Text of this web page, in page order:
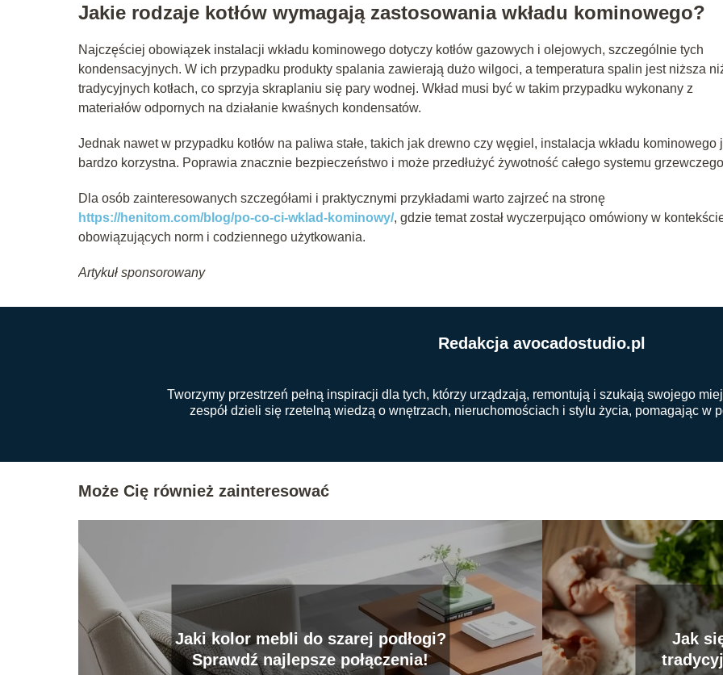
Jakie rodzaje kotłów wymagają zastosowania wkładu kominowego?
Najczęściej obowiązek instalacji wkładu kominowego dotyczy kotłów gazowych i olejowych, szczególnie tych
kondensacyjnych. W ich przypadku produkty spalania zawierają dużo wilgoci, a temperatura spalin jest niższa
tradycyjnych kotłach, co sprzyja skraplaniu się pary wodnej. Wkład musi być w takim przypadku wykonany z
materiałów odpornych na działanie kwaśnych kondensatów.
Jednak nawet w przypadku kotłów na paliwa stałe, takich jak drewno czy węgiel, instalacja wkładu kominowego
bardzo korzystna. Poprawia znacznie bezpieczeństwo i może przedłużyć żywotność całego systemu
Dla osób zainteresowanych szczegółami i praktycznymi przykładami warto zajrzeć na stronę
https://henitom.com/blog/po-co-ci-wklad-kominowy/, gdzie temat został wyczerpująco omówiony w
obowiązujących norm i codziennego użytkowania.
Artykuł sponsorowany
Redakcja avocadostudio.pl
Tworzymy przestrzeń pełną inspiracji dla tych, którzy urządzają, remontują i szukają swojego
zespół dzieli się rzetelną wiedzą o wnętrzach, nieruchomościach i stylu życia, pomagając w
Może Cię również zainteresować
Jaki kolor mebli do szarej podłogi?
Sprawdź najlepsze połączenia!
Jak